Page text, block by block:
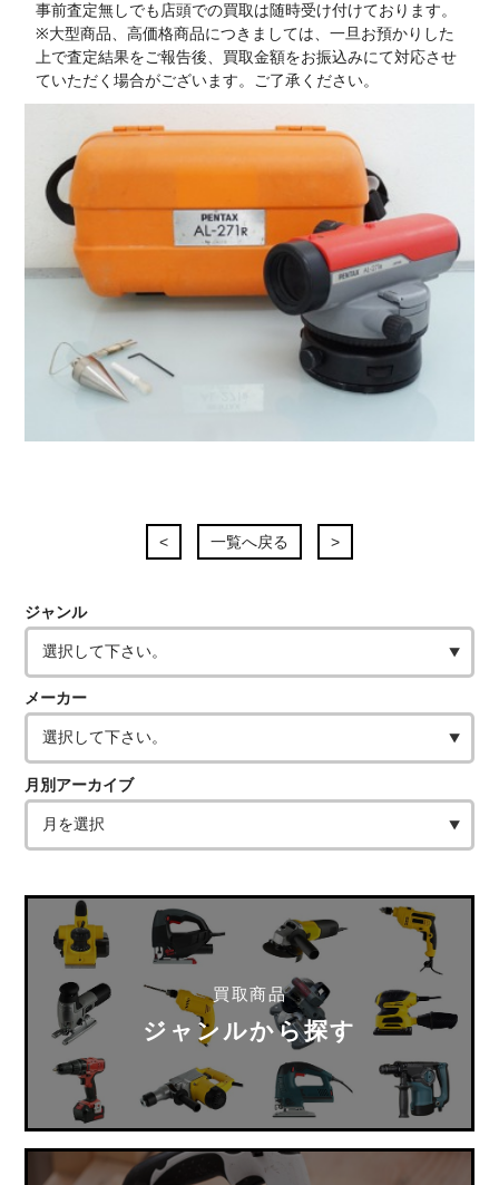
事前査定無しでも店頭での買取は随時受け付けております。
※大型商品、高価格商品につきましては、一旦お預かりした
上で査定結果をご報告後、買取金額をお振込みにて対応させ
ていただく場合がございます。ご了承ください。
< 一覧へ戻る >
ジャンル
メーカー
月別アーカイブ
買取商品
ジャンルから探す